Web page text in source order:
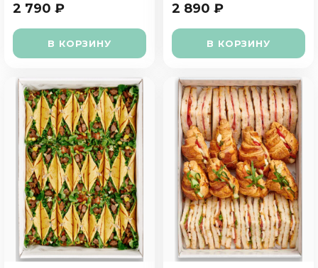
2 790 ₽
В КОРЗИНУ
2 890 ₽
В КОРЗИНУ